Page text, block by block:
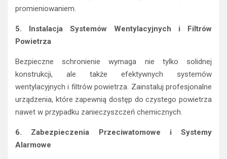
promieniowaniem.
5. Instalacja Systemów Wentylacyjnych i Filtrów
Powietrza
Bezpieczne schronienie wymaga nie tylko solidnej
konstrukcji, ale także efektywnych systemów
wentylacyjnych i filtrów powietrza. Zainstaluj profesjonalne
urządzenia, które zapewnią dostęp do czystego powietrza
nawet w przypadku zanieczyszczeń chemicznych.
6. Zabezpieczenia Przeciwatomowe i Systemy
Alarmowe